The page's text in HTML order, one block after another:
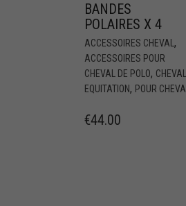
BANDES
POLAIRES X 4
ACCESSOIRES CHEVAL ,
ACCESSOIRES POUR
CHEVAL DE POLO, CHEVAL
EQUITATION, POUR CHEVAL
€44.00